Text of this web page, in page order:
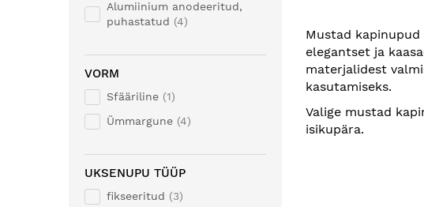
Mustad
elegantset ja
materjalidest
kasutamiseks.
Valige mustad
isikupära.
Alumiinium anodeeritud,
puhastatud
4
VORM
Sfääriline
1
Ümmargune 4
UKSENUPU TÜÜP
fikseeritud
3